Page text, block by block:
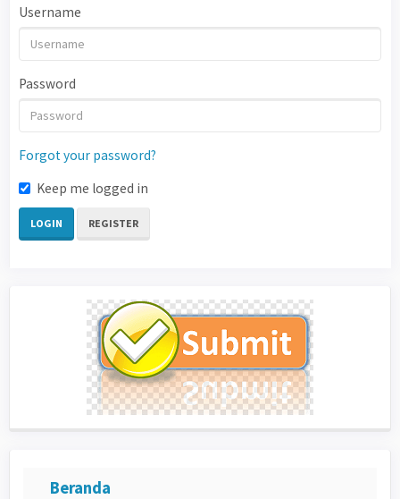
Username
Password
Forgot your password?
Keep me logged in
LOGIN REGISTER
Beranda